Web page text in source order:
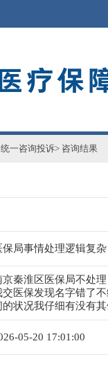
统一咨询投诉> 咨询结果
保局事情处理逻辑复杂
京秦淮区医保局不处
交医保发现名字错了
的状况我仔细有没有
05-20 17:01:00